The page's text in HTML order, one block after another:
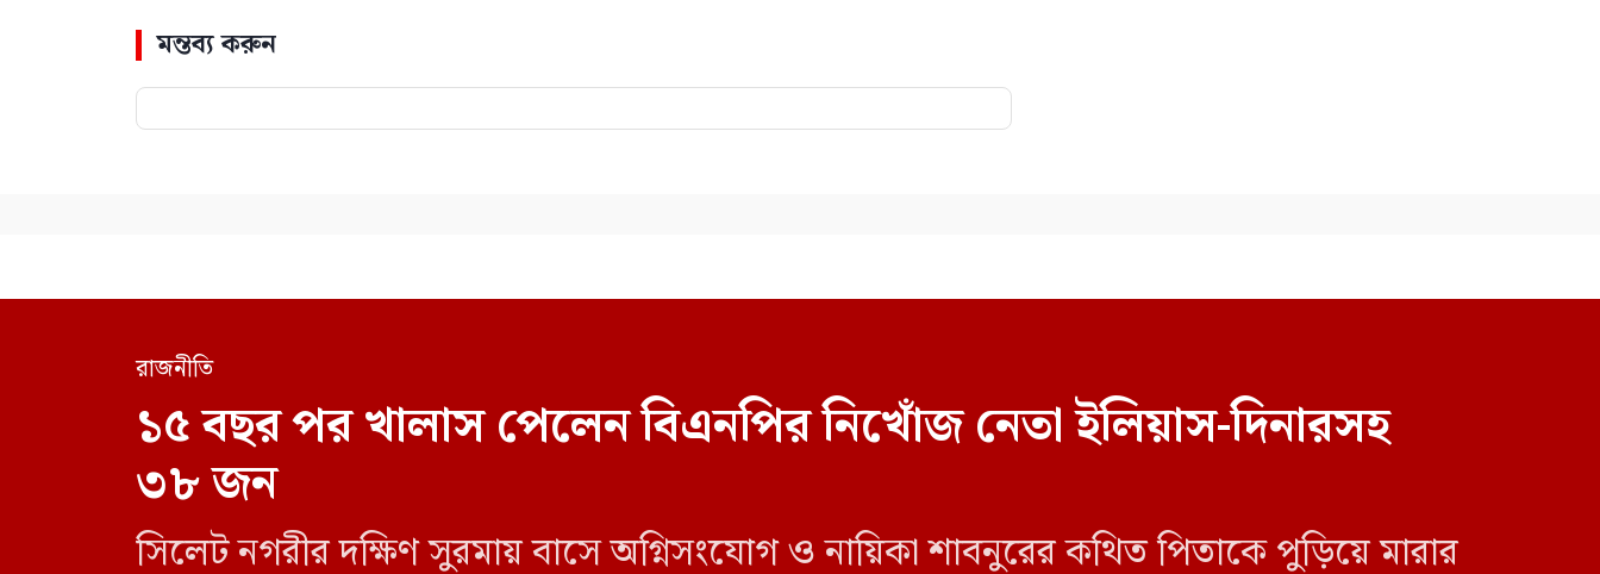
মন্তব্য করুন
রাজনীতি
১৫ বছর পর খালাস পেলেন বিএনপির নিখোঁজ নেতা ইলিয়াস-দিনারসহ
৩৮ জন
সিলেট নগরীর দক্ষিণ সুরমায় বাসে অগ্নিসংযোগ ও নায়িকা শাবনুরের কথিত পিতাকে পুড়িয়ে মারার